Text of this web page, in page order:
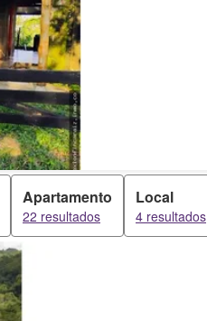
Apartamento
22 resultados
Local
4 resultados